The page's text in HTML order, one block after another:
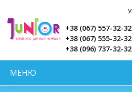
+38 (067) 557-32-32
+38 (067) 555-32-32
+38 (096) 737-32-32
МЕНЮ